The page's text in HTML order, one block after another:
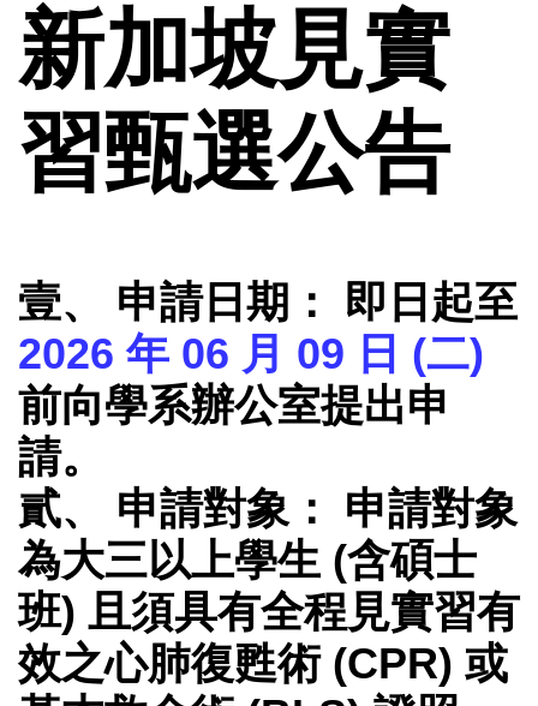
新加坡見實
習甄選公告
壹、 申請日期： 即日起至
2026 年 06 月 09 日 (二)
前向學系辦公室提出申
請。
貳、 申請對象： 申請對象
為大三以上學生 (含碩士
班) 且須具有全程見實習有
效之心肺復甦術 (CPR) 或